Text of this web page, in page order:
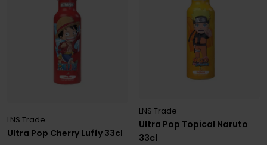
Ultra Pop Cherry Luffy 33cl
LNS Trade
Ultra Pop Topical Naruto
33cl
LNS Trade